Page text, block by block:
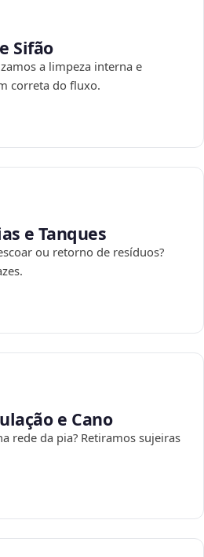
Sifão
a limpeza interna e
correta do fluxo.
e Tanques
ou retorno de resíduos?
e Cano
rede da pia? Retiramos sujeiras